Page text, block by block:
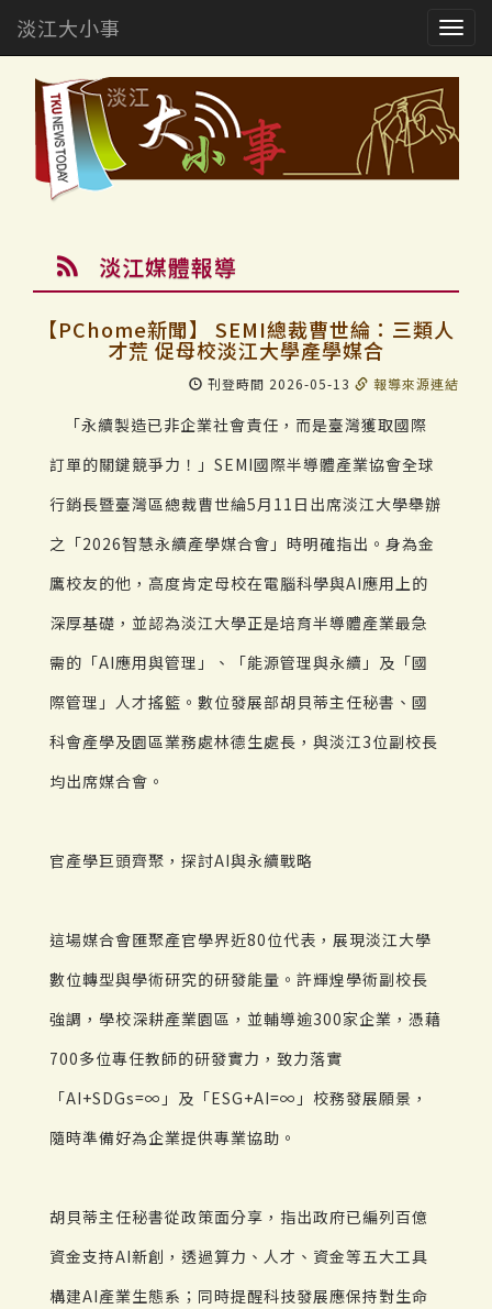
淡江大小事
淡江媒體報導
【PChome新聞】 SEMI總裁曹世綸：三類人
才荒 促母校淡江大學產學媒合
刊登時間 2026-05-13 報導來源連結
「永續製造已非企業社會責任，而是臺灣獲取國際
訂單的關鍵競爭力！」SEMI國際半導體產業協會全球
行銷長暨臺灣區總裁曹世綸5月11日出席淡江大學舉辦
之「2026智慧永續產學媒合會」時明確指出。身為金
鷹校友的他，高度肯定母校在電腦科學與AI應用上的
深厚基礎，並認為淡江大學正是培育半導體產業最急
需的「AI應用與管理」、「能源管理與永續」及「國
際管理」人才搖籃。數位發展部胡貝蒂主任秘書、國
科會產學及園區業務處林德生處長，與淡江3位副校長
均出席媒合會。
官產學巨頭齊聚，探討AI與永續戰略
這場媒合會匯聚產官學界近80位代表，展現淡江大學
數位轉型與學術研究的研發能量。許輝煌學術副校長
強調，學校深耕產業園區，並輔導逾300家企業，憑藉
700多位專任教師的研發實力，致力落實
「AI+SDGs=∞」及「ESG+AI=∞」校務發展願景，
隨時準備好為企業提供專業協助。
胡貝蒂主任秘書從政策面分享，指出政府已編列百億
資金支持AI新創，透過算力、人才、資金等五大工具
構建AI產業生態系；同時提醒科技發展應保持對生命